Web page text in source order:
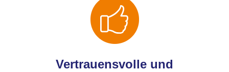
Vertrauensvolle und